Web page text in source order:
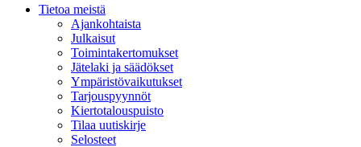
Tietoa meistä
Ajankohtaista
Julkaisut
Toimintakertomukset
Jätelaki ja säädökset
Ympäristövaikutukset
Tarjouspyynnöt
Kiertotalouspuisto
Tilaa uutiskirje
Selosteet